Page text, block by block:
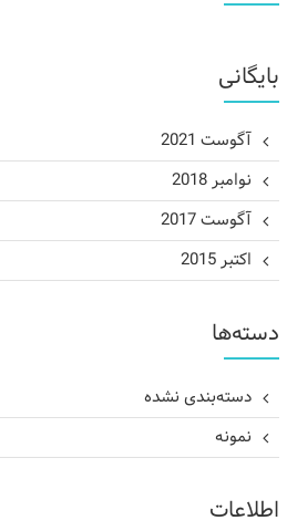
بایگانی
آگوست 2021
نوامبر 2018
آگوست 2017
اکتبر 2015
دسته‌ها
دسته‌بندی نشده
نمونه
اطلاعات